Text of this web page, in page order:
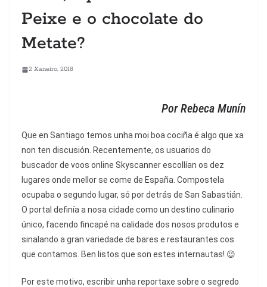
Peixe e o chocolate do
Metate?
2 Xaneiro, 2018
Por Rebeca Munín
Que en Santiago temos unha moi boa cociña é algo que xa
non ten discusión. Recentemente, os usuarios do
buscador de voos online Skyscanner escollían os dez
lugares onde mellor se come de España. Compostela
ocupaba o segundo lugar, só por detrás de San Sabastián.
O portal definía a nosa cidade como un destino culinario
único, facendo fincapé na calidade dos nosos produtos e
sinalando a gran variedade de bares e restaurantes cos
que contamos. Ben listos que son estes internautas! 😉
Por este motivo, escribir unha reportaxe sobre o segredo